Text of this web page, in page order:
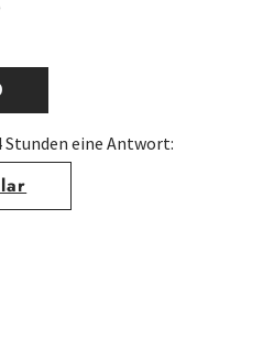
eine Antwort: